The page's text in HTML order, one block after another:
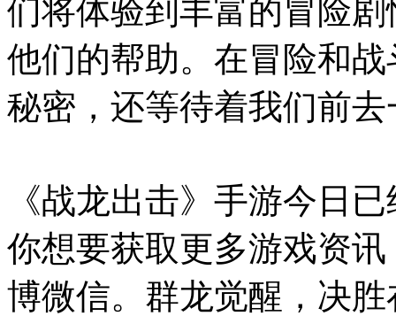
们将体验到丰富的冒险
他们的帮助。在冒险和
秘密，还等待着我们前
《战龙出击》手游今日
你想要获取更多游戏资
博微信。群龙觉醒，决